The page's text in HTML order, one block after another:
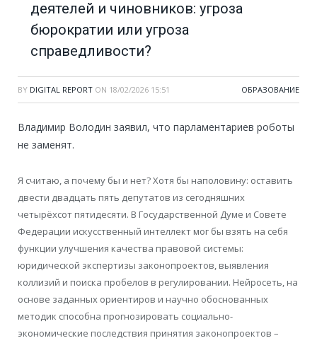
деятелей и чиновников: угроза
бюрократии или угроза
справедливости?
BY DIGITAL REPORT ON 18/02/2026 15:51 ОБРАЗОВАНИЕ
Владимир Володин заявил, что парламентариев роботы
не заменят.
Я считаю, а почему бы и нет? Хотя бы наполовину: оставить
двести двадцать пять депутатов из сегодняшних
четырёхсот пятидесяти. В Государственной Думе и Совете
Федерации искусственный интеллект мог бы взять на себя
функции улучшения качества правовой системы:
юридической экспертизы законопроектов, выявления
коллизий и поиска пробелов в регулировании. Нейросеть, на
основе заданных ориентиров и научно обоснованных
методик способна прогнозировать социально-
экономические последствия принятия законопроектов –